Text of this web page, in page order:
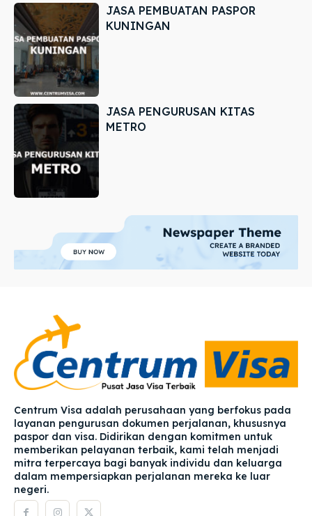
JASA PEMBUATAN PASPOR
KUNINGAN
JASA PENGURUSAN KITAS
METRO
Centrum Visa adalah perusahaan yang berfokus pada
layanan pengurusan dokumen perjalanan, khususnya
paspor dan visa. Didirikan dengan komitmen untuk
memberikan pelayanan terbaik, kami telah menjadi
mitra terpercaya bagi banyak individu dan keluarga
dalam mempersiapkan perjalanan mereka ke luar
negeri.